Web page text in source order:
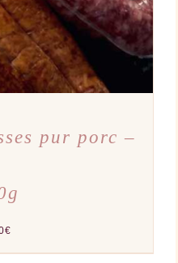
PEUVENT
ÊTRE
CHOISIES
SUR
LA
PAGE
DU
PRODUIT
pur porc –
€